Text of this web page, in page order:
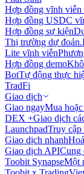
Hợp đồng vĩnh
Hợp đồng USDC
Hợp đồng sự kiện
Thị trường dự đoán.
Lite vĩnh viễn
Hợp đồng demo
BotTự động thực
TradFi
Giao dịch
Giao ngayMua
DEX +Giao dịch
LaunchpadTruy cập
Giao dịch nhanh
Giao dịch APICung
Toobit SynapseMột